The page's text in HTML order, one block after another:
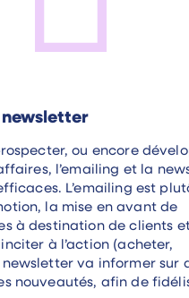
newsletter
ou encore
l’emailing et la
L’emailing est
la mise en avant de
à destination de clients
à l’action (acheter,
newsletter va informer sur
nouveautés, afin de